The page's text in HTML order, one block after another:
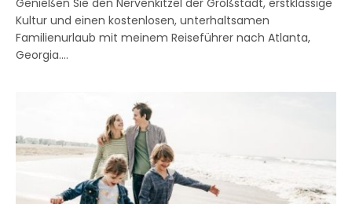
Kultur und einen kostenlosen, unterhaltsamen
Familienurlaub mit meinem Reiseführer nach Atlanta,
Georgia.…